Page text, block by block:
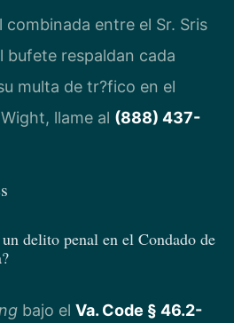
combinada entre el Sr. Sris
bufete respaldan cada
multa de tr?fico en el
llame al (888) 437-
un delito penal en el Condado de
bajo el Va. Code § 46.2-